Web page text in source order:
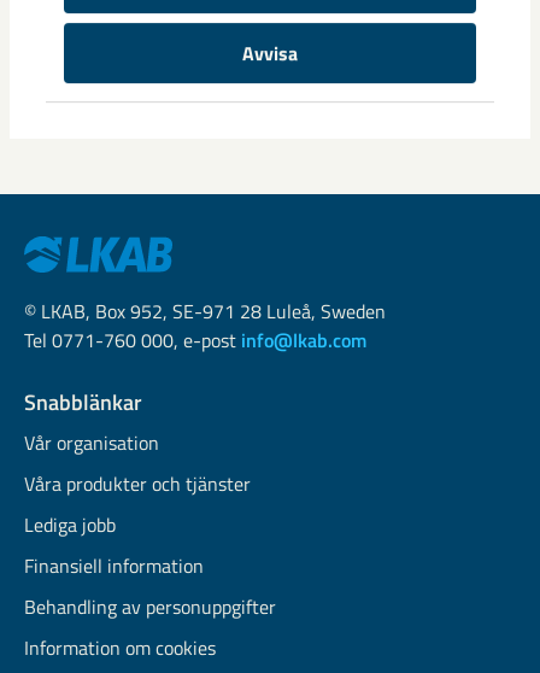
Avvisa
Samhällsomvandlingen i Gällivare har pågått i snart tio år
och mycket av det stora arbetet har redan genomförts. Nu
ligger ...
© LKAB, Box 952, SE-971 28 Luleå, Sweden
Tel 0771-760 000, e-post info@lkab.com
Snabblänkar
Vår organisation
Våra produkter och tjänster
Lediga jobb
Finansiell information
Behandling av personuppgifter
Information om cookies